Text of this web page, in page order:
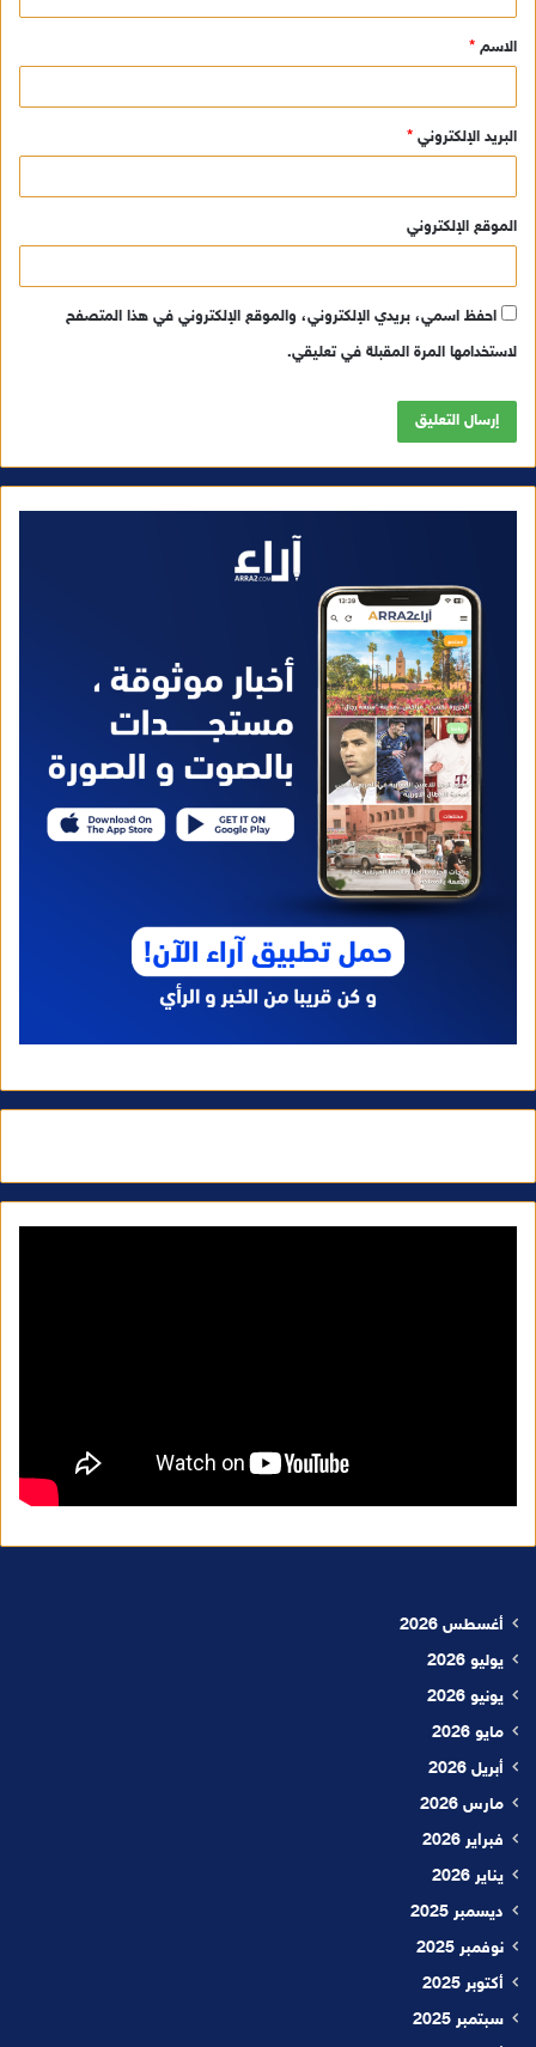
ق
*
الاسم *
البريد الإلكتروني *
الموقع الإلكتروني
احفظ اسمي، بريدي الإلكتروني، والموقع الإلكتروني في هذا المتصفح
لاستخدامها المرة المقبلة في تعليقي.
أغسطس 2026
يوليو 2026
يونيو 2026
مايو 2026
أبريل 2026
مارس 2026
فبراير 2026
يناير 2026
ديسمبر 2025
نوفمبر 2025
أكتوبر 2025
سبتمبر 2025